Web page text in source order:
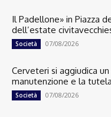
Il Padellone» in Piazza
dell’estate
Società 07/08/2026
Cerveteri si aggiudica
manutenzione e la
Società 07/08/2026